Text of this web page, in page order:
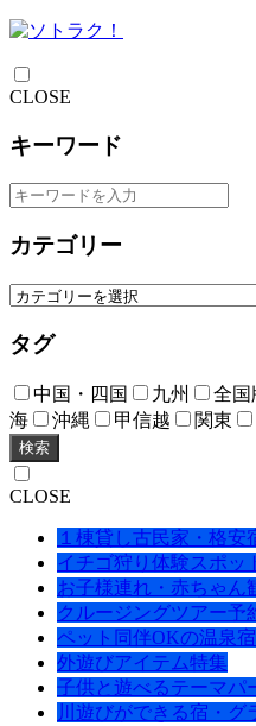
CLOSE
キーワード
カテゴリー
タグ
中国・四国 九州 全国
海
沖縄 甲信越 関東
検索
CLOSE
１棟貸し古民家・格安
イチゴ狩り体験スポッ
お子様連れ・赤ちゃん
クルージングツアー予
ペット同伴OKの温泉
外遊びアイテム特集
子供と遊べるテーマパ
川遊びができる宿・グ